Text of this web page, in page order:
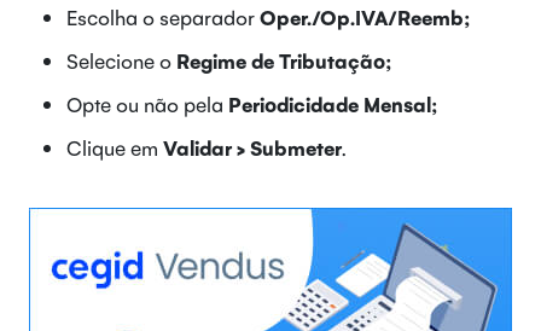
Escolha o separadorOper./Op.IVA/Reemb;
Selecione o Regime de Tributação;
Opte ou não pela Periodicidade Mensal;
Clique em Validar > Submeter.